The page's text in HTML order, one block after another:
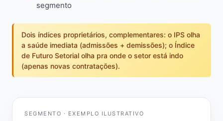
segmento
Dois índices proprietários, complementares: o IPS olha
a saúde imediata (admissões + demissões); o Índice
de Futuro Setorial olha pra onde o setor está indo
(apenas novas contratações).
SEGMENTO · EXEMPLO ILUSTRATIVO